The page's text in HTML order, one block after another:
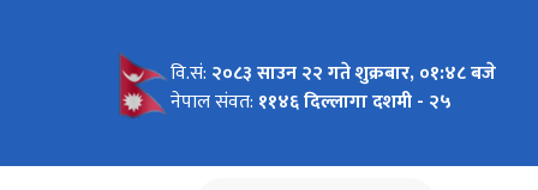
,
वटा ) वि.सं: २०८३ साउन २२ गते शुक्रबार, ०१:४८ बजे
नेपाल संवत: ११४६ दिल्लागा दशमी - २५